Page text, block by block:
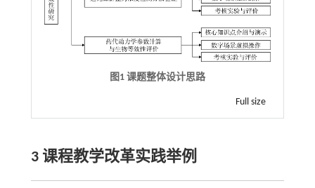
图1 课题整体设计思路
Full size
3 课程教学改革实践举例